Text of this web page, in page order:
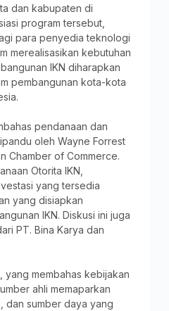
dan kabupaten di
program tersebut,
para penyedia teknologi
merealisasikan kebutuhan
IKN diharapkan
pembangunan kota-kota
pendanaan dan
oleh Wayne Forrest
Chamber of Commerce.
Otorita IKN,
yang tersedia
yang disiapkan
IKN. Diskusi ini juga
PT. Bina Karya dan
yang membahas kebijakan
ahli memaparkan
dan sumber daya yang